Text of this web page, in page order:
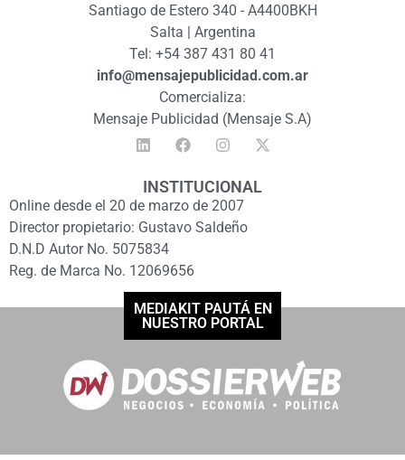
Santiago de Estero 340 - A4400BKH
Salta | Argentina
Tel: +54 387 431 80 41
info@mensajepublicidad.com.ar
Comercializa:
Mensaje Publicidad (Mensaje S.A)
INSTITUCIONAL
Online desde el 20 de marzo de 2007
Director propietario: Gustavo Saldeño
D.N.D Autor No. 5075834
Reg. de Marca No. 12069656
MEDIAKIT PAUTÁ EN
NUESTRO PORTAL